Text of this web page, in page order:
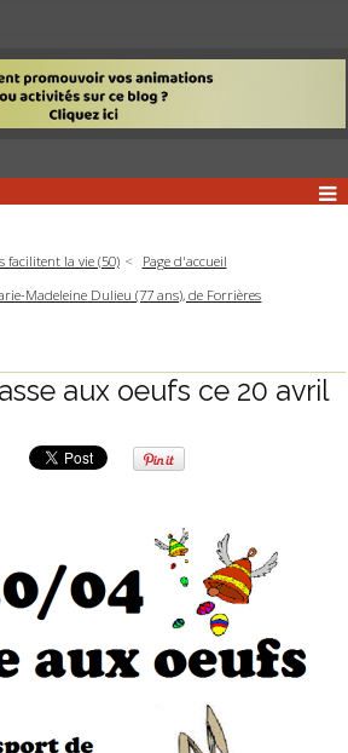
facilitent la vie (50)
Page d'accueil
Madeleine Dulieu (77 ans), de Forrières
aux oeufs ce 20 avril